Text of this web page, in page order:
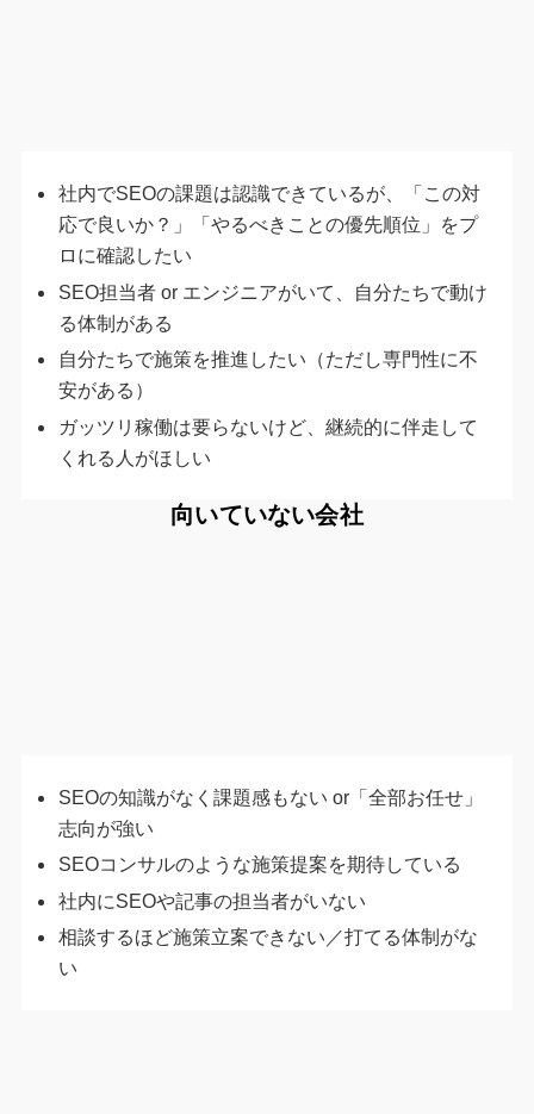
社内でSEOの課題は認識できているが、「この対
応で良いか？」「やるべきことの優先順位」をプ
ロに確認したい
SEO担当者 or エンジニアがいて、自分たちで動け
る体制がある
自分たちで施策を推進したい（ただし専門性に不
安がある）
ガッツリ稼働は要らないけど、継続的に伴走して
くれる人がほしい
向いていない会社
SEOの知識がなく課題感もない or「全部お任せ」
志向が強い
SEOコンサルのような施策提案を期待している
社内にSEOや記事の担当者がいない
相談するほど施策立案できない／打てる体制がな
い